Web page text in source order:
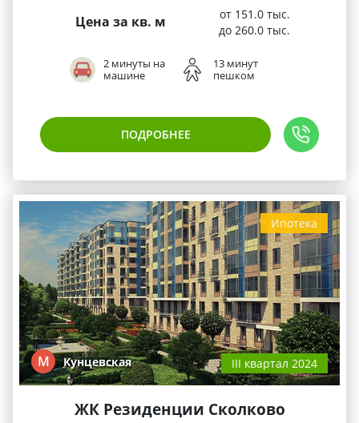
Цена за кв. м
от 151.0 тыс.
до 260.0 тыс.
2 минуты на
машине
13 минут
пешком
ПОДРОБНЕЕ
Ипотека
М Кунцевская III квартал 2024
ЖК Резиденции Сколково